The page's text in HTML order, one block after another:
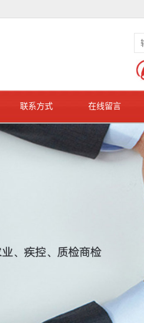
联系方式 在线留言